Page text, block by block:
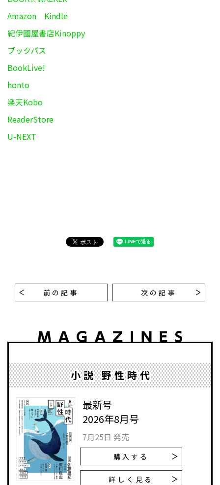
Amazon Kindle
紀伊國屋書店Kinoppy
ブックパス
BookLive!
honto
楽天Kobo
ReaderStore
U-NEXT
前の記事 次の記事
小説 野性時代
最新号
2026年8月号
7月25日 発売
購入する
詳しく見る